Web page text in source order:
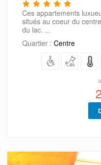
Ces appartements
situés au coeur du
du lac. ...
Quartier : Centre